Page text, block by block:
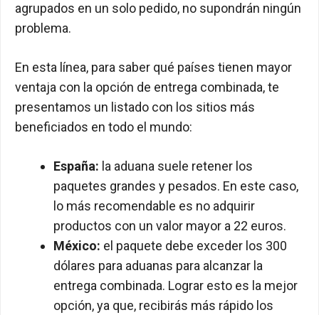
agrupados en un solo pedido, no supondrán ningún
problema.
En esta línea, para saber qué países tienen mayor
ventaja con la opción de entrega combinada, te
presentamos un listado con los sitios más
beneficiados en todo el mundo:
España: la aduana suele retener los
paquetes grandes y pesados. En este caso,
lo más recomendable es no adquirir
productos con un valor mayor a 22 euros.
México: el paquete debe exceder los 300
dólares para aduanas para alcanzar la
entrega combinada. Lograr esto es la mejor
opción, ya que, recibirás más rápido los